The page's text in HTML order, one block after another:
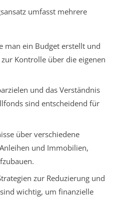
umfasst mehrere
man ein Budget erstellt und
Kontrolle über die eigenen
und das Verständnis
sind entscheidend für
über verschiedene
und Immobilien,
zur Reduzierung und
wichtig, um finanzielle